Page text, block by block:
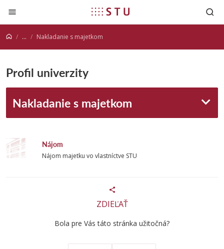
Prejsť na obsah
... Nakladanie s majetkom
Profil univerzity
Nakladanie s majetkom
Nájom
Nájom majetku vo vlastníctve STU
ZDIEĽAŤ
Bola pre Vás táto stránka užitočná?